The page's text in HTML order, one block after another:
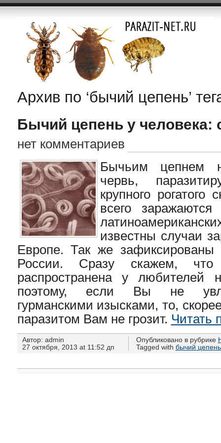
Архив по ‘бычий цепень’
Бычий цепень у
нет комментариев
Бычьим цепнем
червь,
крупного
всего
известны случаи
Европе. Так же
России. Сразу скажем,
распространена у любителей
поэтому, если Вы не
гурманскими изысками, то,
паразитом Вам не грозит. Читать
Автор: admin
27 октября, 2013 at 11:52 дп
Опубликовано в рубрике
Tagged with бычий цепень